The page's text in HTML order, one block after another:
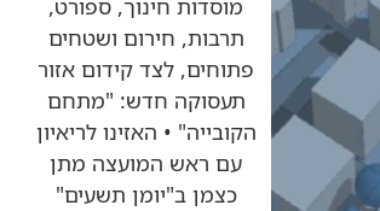
מוסדות חינוך, ספורט,
תרבות, חירום ושטחים
פתוחים, לצד קידום אזור
תעסוקה חדש: "מתחם
הקובייה" • האזינו לריאיון
עם ראש המועצה מתן
כצמן ב"יומן תשעים"